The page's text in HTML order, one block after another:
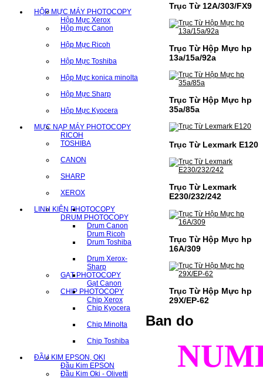
HỘP MỰC MÁY PHOTOCOPY
Hộp Mực Xerox
Hộp mực Canon
Hộp Mực Ricoh
Hộp Mực Toshiba
Hộp Mực konica minolta
Hộp Mực Sharp
Hộp Mực Kyocera
MỰC NẠP MÁY PHOTOCOPY
RICOH
TOSHIBA
CANON
SHARP
XEROX
LINH KIỆN PHOTOCOPY
DRUM PHOTOCOPY
Drum Canon
Drum Ricoh
Drum Toshiba
Drum Xerox-
Sharp
GẠT PHOTOCOPY
Gạt Canon
CHIP PHOTOCOPY
Chip Xerox
Chip Kyocera
Chip Minolta
Chip Toshiba
ĐẦU KIM EPSON, OKI
Đầu Kim EPSON
Đầu Kim Oki - Olivetti
Trục Từ 12A/303/FX9
Trục Từ Hộp Mực hp
13a/15a/92a
Trục Từ Hộp Mực hp
35a/85a
Trục Từ Lexmark E120
Trục Từ Lexmark
E230/232/242
Trục Từ Hộp Mực hp
16A/309
Trục Từ Hộp Mực hp
29X/EP-62
Ban do